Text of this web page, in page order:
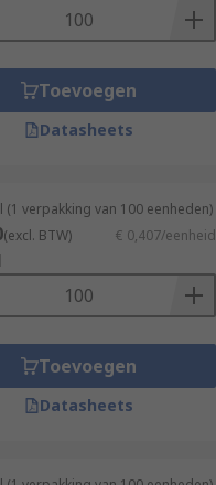
Toevoegen
Datasheets
(1 verpakking van 100 eenheden)
(excl. BTW) € 0,407/eenheid
Toevoegen
Datasheets